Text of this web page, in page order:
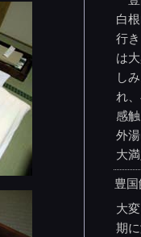
白
行
は
し
れ
感
外
大
豊
大
期